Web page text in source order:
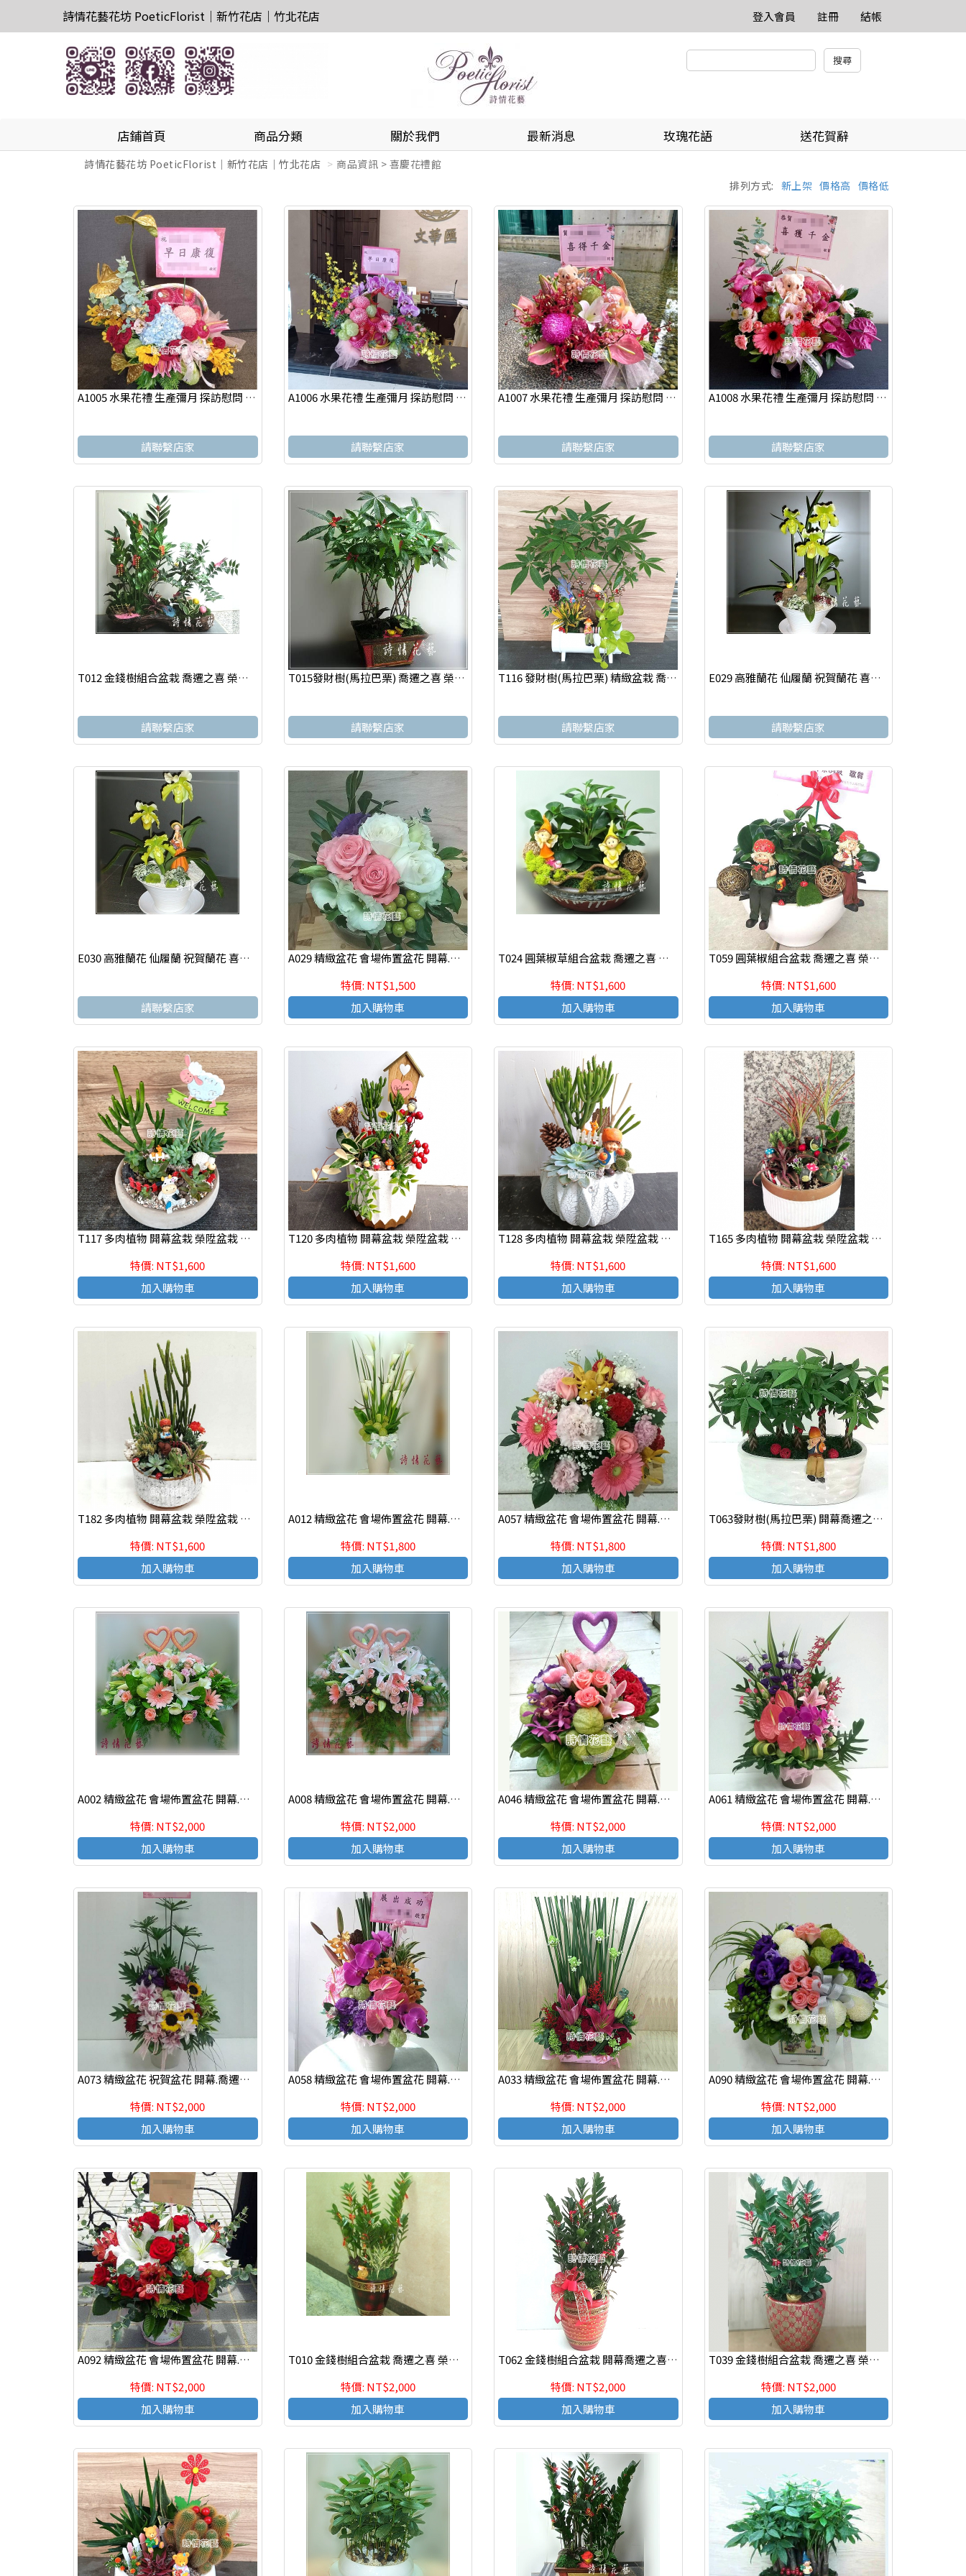
詩情花藝花坊 PoeticFlorist｜新竹花店｜竹北花店 登入會員 註冊 結帳
店鋪首頁 商品分類 關於我們 最新消息 玫瑰花語 送花賀辭
詩情花藝花坊 PoeticFlorist｜新竹花店｜竹北花店
商品資訊 > 喜慶花禮館
價格低
價格高
新上架
排列方式:
A1005 水果花禮 生產彌月 探訪慰問 新竹實體網路花店
請聯繫店家
A1006 水果花禮 生產彌月 探訪慰問 新竹實體網路花店
請聯繫店家
A1007 水果花禮 生產彌月 探訪慰問 新竹實體網路花店
請聯繫店家
A1008 水果花禮 生產彌月 探訪慰問 新竹實體網路花店
請聯繫店家
T012 金錢樹組合盆栽 喬遷之喜 榮陞誌喜盆栽
請聯繫店家
T015發財樹(馬拉巴栗) 喬遷之喜 榮陞誌喜盆栽 參展成功
請聯繫店家
T116 發財樹(馬拉巴栗) 精緻盆栽 喬遷之喜 榮陞誌喜盆栽
請聯繫店家
E029 高雅蘭花 仙履蘭 祝賀蘭花 喜慶蘭花 開幕 喬遷盆栽
請聯繫店家
E030 高雅蘭花 仙履蘭 祝賀蘭花 喜慶蘭花 開幕 喬遷盆栽
請聯繫店家
A029 精緻盆花 會場佈置盆花 開幕.喬遷時尚盆花(來店自取)
特價: NT$1,500
加入購物車
T024 圓葉椒草組合盆栽 喬遷之喜 榮陞誌喜盆栽
特價: NT$1,600
加入購物車
T059 圓葉椒組合盆栽 喬遷之喜 榮陞誌喜盆栽
特價: NT$1,600
加入購物車
T117 多肉植物 開幕盆栽 榮陞盆栽 辦公室療癒盆栽
特價: NT$1,600
加入購物車
T120 多肉植物 開幕盆栽 榮陞盆栽 辦公室療癒盆栽
特價: NT$1,600
加入購物車
T128 多肉植物 開幕盆栽 榮陞盆栽 辦公室療癒盆栽
特價: NT$1,600
加入購物車
T165 多肉植物 開幕盆栽 榮陞盆栽 辦公室療癒盆
特價: NT$1,600
加入購物車
T182 多肉植物 開幕盆栽 榮陞盆栽 辦公室療癒盆
特價: NT$1,600
加入購物車
A012 精緻盆花 會場佈置盆花 開幕.喬遷時尚盆花
特價: NT$1,800
加入購物車
A057 精緻盆花 會場佈置盆花 開幕.喬遷時尚盆花
特價: NT$1,800
加入購物車
T063發財樹(馬拉巴栗) 開幕喬遷之喜 榮陞誌喜盆栽
特價: NT$1,800
加入購物車
A002 精緻盆花 會場佈置盆花 開幕.喬遷時尚盆花
特價: NT$2,000
加入購物車
A008 精緻盆花 會場佈置盆花 開幕.喬遷時尚盆花
特價: NT$2,000
加入購物車
A046 精緻盆花 會場佈置盆花 開幕.喬遷時尚盆花
特價: NT$2,000
加入購物車
A061 精緻盆花 會場佈置盆花 開幕.喬遷時尚盆花
特價: NT$2,000
加入購物車
A073 精緻盆花 祝賀盆花 開幕.喬遷時尚盆花
特價: NT$2,000
加入購物車
A058 精緻盆花 會場佈置盆花 開幕.喬遷時尚盆花
特價: NT$2,000
加入購物車
A033 精緻盆花 會場佈置盆花 開幕.喬遷時尚盆花
特價: NT$2,000
加入購物車
A090 精緻盆花 會場佈置盆花 開幕.喬遷時尚盆花
特價: NT$2,000
加入購物車
A092 精緻盆花 會場佈置盆花 開幕.喬遷時尚盆花
特價: NT$2,000
加入購物車
T010 金錢樹組合盆栽 喬遷之喜 榮陞誌喜盆栽
特價: NT$2,000
加入購物車
T062 金錢樹組合盆栽 開幕喬遷之喜 榮陞誌喜盆栽
特價: NT$2,000
加入購物車
T039 金錢樹組合盆栽 喬遷之喜 榮陞誌喜盆栽
特價: NT$2,000
加入購物車